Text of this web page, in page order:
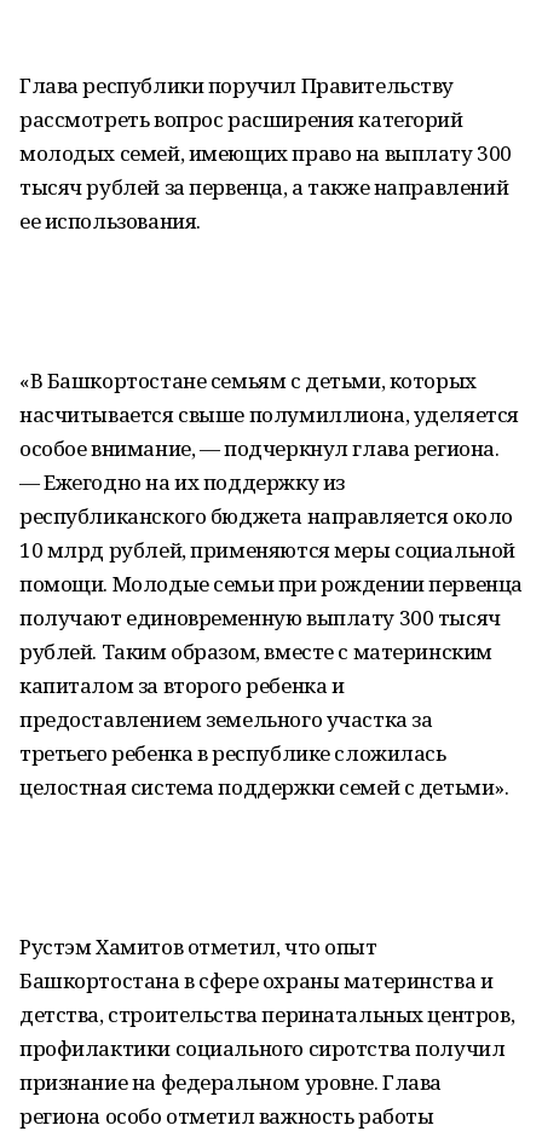
Глава республики поручил Правительству
рассмотреть вопрос расширения категорий
молодых семей, имеющих право на выплату 300
тысяч рублей за первенца, а также направлений
ее использования.
«В Башкортостане семьям с детьми, которых
насчитывается свыше полумиллиона, уделяется
особое внимание, — подчеркнул глава региона.
— Ежегодно на их поддержку из
республиканского бюджета направляется около
10 млрд рублей, применяются меры социальной
помощи. Молодые семьи при рождении первенца
получают единовременную выплату 300 тысяч
рублей. Таким образом, вместе с материнским
капиталом за второго ребенка и
предоставлением земельного участка за
третьего ребенка в республике сложилась
целостная система поддержки семей с детьми».
Рустэм Хамитов отметил, что опыт
Башкортостана в сфере охраны материнства и
детства, строительства перинатальных центров,
профилактики социального сиротства получил
признание на федеральном уровне. Глава
региона особо отметил важность работы